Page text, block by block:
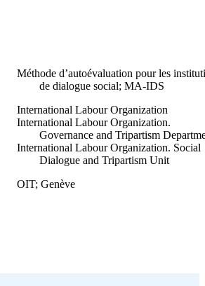
Méthode d’autoévaluation pour les
de dialogue social; MA-IDS
International Labour Organization
International Labour Organization.
Governance and Tripartism
International Labour Organization. Social
Dialogue and Tripartism Unit
OIT; Genève